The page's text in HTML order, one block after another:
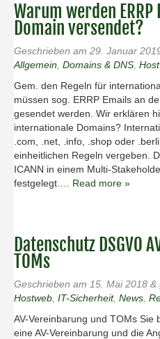
Warum werden
Domain versendet?
Geschrieben am 29. Januar
Allgemein Domains & DNS
Gem. den Regeln für
müssen sog. ERRP Emails an
gesendet werden. Wir erklären
internationale Domains?
.com, .net, .info, .shop oder
einheitlichen Regeln vergeben.
ICANN in einem Multi-
festgelegt…. Read more »
Datenschutz DSGVO
TOMs
Geschrieben am 15. Mai 2018 &
Hostweb IT-Sicherheit, News
AV-Vereinbarung und TOMs
eine AV-Vereinbarung und die